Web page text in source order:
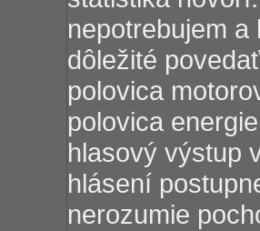
nepotrebujem
dôležité
polovica
polovica
hlasový výstup
hlásení
nerozumie